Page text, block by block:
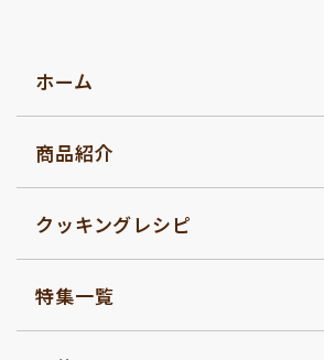
ホーム
商品紹介
クッキングレシピ
特集一覧